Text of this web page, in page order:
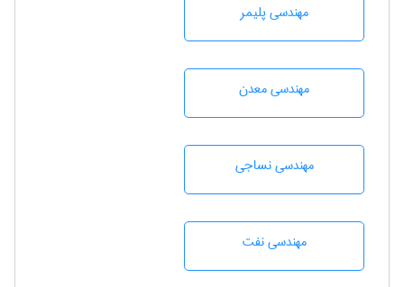
مهندسی پليمر
مهندسی معدن
مهندسي نساجی
مهندسی نفت